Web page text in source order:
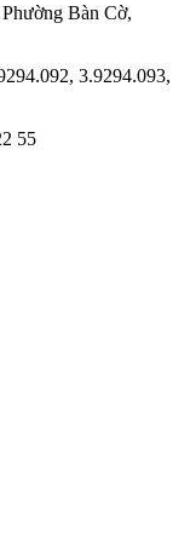
Bàn Cờ,
3.9294.093,
55